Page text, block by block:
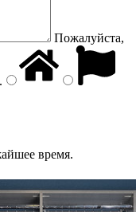
Пожалуйста,
.
время.